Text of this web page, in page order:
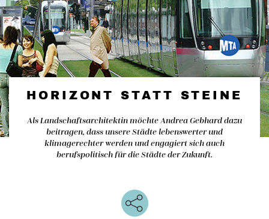
HORIZONT STATT STEINE
Als Landschaftsarchitektin möchte Andrea Gebhard dazu
beitragen, dass unsere Städte lebenswerter und
klimagerechter werden und engagiert sich auch
berufspolitisch für die Städte der Zukunft.